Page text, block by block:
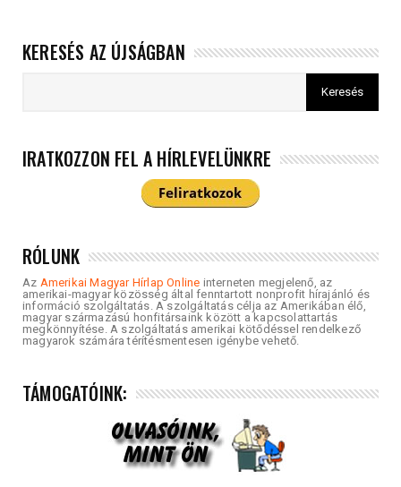
KERESÉS AZ ÚJSÁGBAN
IRATKOZZON FEL A HÍRLEVELÜNKRE
RÓLUNK
Az Amerikai Magyar Hírlap Online interneten megjelenő, az
amerikai-magyar közösség által fenntartott nonprofit hírajánló és
információ szolgáltatás. A szolgáltatás célja az Amerikában élő,
magyar származású honfitársaink között a kapcsolattartás
megkönnyítése. A szolgáltatás amerikai kötődéssel rendelkező
magyarok számára térítésmentesen igénybe vehető.
TÁMOGATÓINK: